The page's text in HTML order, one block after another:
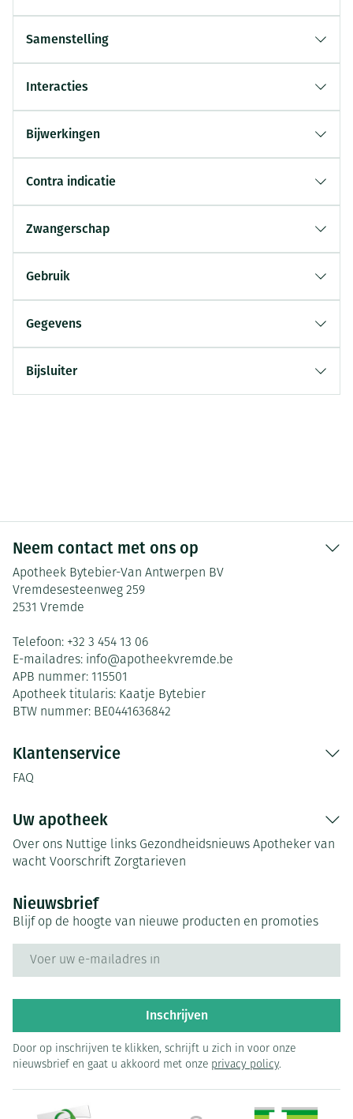
Samenstelling
Interacties
Bijwerkingen
Contra indicatie
Zwangerschap
Gebruik
Gegevens
Bijsluiter
Neem contact met ons op
Apotheek Bytebier-Van Antwerpen BV
Vremdesesteenweg 259
2531 Vremde
Telefoon: +32 3 454 13 06
E-mailadres: info@apotheekvremde.be
APB nummer: 115501
Apotheek titularis: Kaatje Bytebier
BTW nummer: BE0441636842
Klantenservice
FAQ
Uw apotheek
Over ons Nuttige links Gezondheidsnieuws Apotheker van
wacht Voorschrift Zorgtarieven
Nieuwsbrief
Blijf op de hoogte van nieuwe producten en promoties
Inschrijven
Door op inschrijven te klikken, schrijft u zich in voor onze
nieuwsbrief en gaat u akkoord met onze privacy policy.